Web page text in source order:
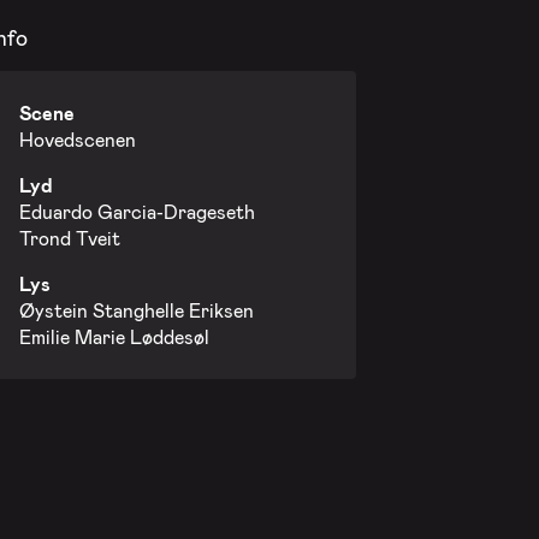
Scene
Hovedscenen
Lyd
Eduardo Garcia-Drageseth
Trond Tveit
Lys
Øystein Stanghelle Eriksen
Emilie Marie Løddesøl